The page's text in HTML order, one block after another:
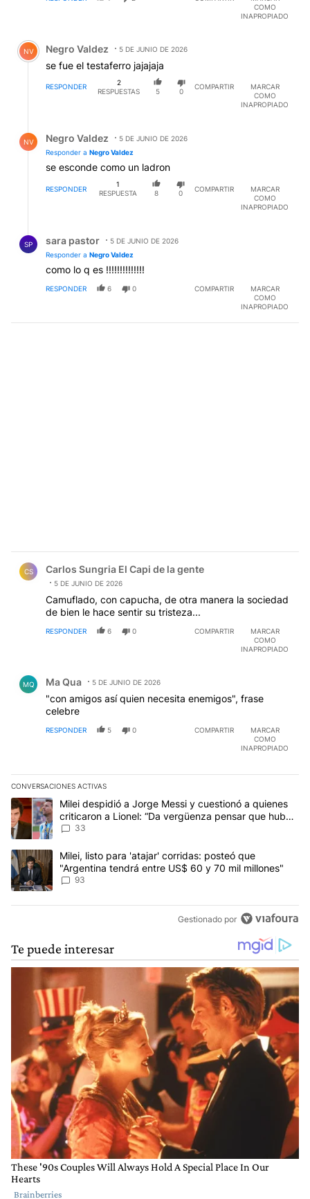
COMO
INAPROPIADO
Comentario de Negro Valdez.
NV Negro Valdez 5 DE JUNIO DE 2026
se fue el testaferro jajajaja
RESPONDER
2
RESPUESTAS
5 0
COMPARTIR
MARCAR
COMO
INAPROPIADO
NV Negro Valdez
5 DE JUNIO DE 2026
Responder a Negro Valdez
se esconde como un ladron
RESPONDER
1
RESPUESTA
8 0
COMPARTIR
MARCAR
COMO
INAPROPIADO
SP sara pastor
5 DE JUNIO DE 2026
Responder a Negro Valdez
como lo q es !!!!!!!!!!!!!!
RESPONDER 6 0 COMPARTIR
MARCAR
COMO
INAPROPIADO
CS Carlos Sungria El Capi de la gente
5 DE JUNIO DE 2026
Camuflado, con capucha, de otra manera la sociedad
de bien le hace sentir su tristeza...
RESPONDER 6 0 COMPARTIR
MARCAR
COMO
INAPROPIADO
MQ Ma Qua 5 DE JUNIO DE 2026
"con amigos así quien necesita enemigos", frase
celebre
RESPONDER 5 0 COMPARTIR
MARCAR
COMO
INAPROPIADO
CONVERSACIONES ACTIVAS
Este listado muestra los artículos con más comentarios en los
Un artículo de tendencia con el título "Milei despidió a Jorge
Milei despidió a Jorge Messi y cuestionó a quienes
criticaron a Lionel: “Da vergüenza pensar que hubo
anti-Messi”
33
Un artículo de tendencia con el título "Milei, listo para 'atajar'
Milei, listo para 'atajar' corridas: posteó que
"Argentina tendrá entre US$ 60 y 70 mil millones"
93
Gestionado por